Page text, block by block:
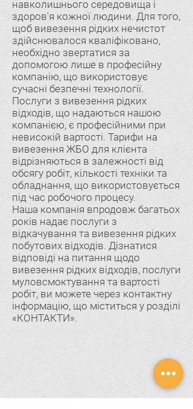
навколишнього середовища і
здоров'я кожної людини. Для того,
щоб вивезення рідких нечистот
здійснювалося кваліфіковано,
необхідно звертатися за
допомогою лише в професійну
компанію, що використовує
сучасні безпечні технології.
Послуги з вивезення рідких
відходів, що надаються нашою
компанією, є професійними при
невисокій вартості. Тарифи на
вивезення ЖБО для клієнта
відрізняються в залежності від
обсягу робіт, кількості техніки та
обладнання, що використовується
під час робочого процесу.
Наша компанія впродовж багатьох
років надає послуги з
відкачування та вивезення рідких
побутових відходів. Дізнатися
відповіді на питання щодо
вивезення рідких відходів, послуги
муловсмоктування та вартості
робіт, ви можете через контактну
інформацію, що міститься у розділі
«КОНТАКТИ».